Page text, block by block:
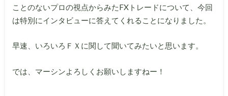
ことのないプロの視点からみたFXトレードについて、今回
は特別にインタビューに答えてくれることになりました。
早速、いろいろＦＸに関して聞いてみたいと思います。
では、マーシンよろしくお願いしますねー！